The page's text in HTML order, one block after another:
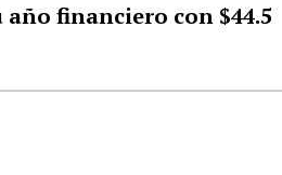
año financiero con $44.5